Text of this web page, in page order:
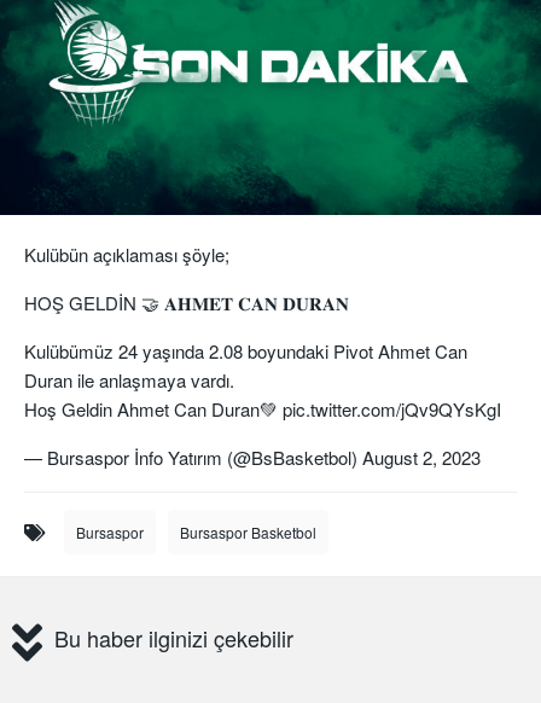
Kulübün açıklaması şöyle;
HOŞ GELDİN 🤝 𝐀𝐇𝐌𝐄𝐓 𝐂𝐀𝐍 𝐃𝐔𝐑𝐀𝐍
Kulübümüz 24 yaşında 2.08 boyundaki Pivot Ahmet Can
Duran ile anlaşmaya vardı.
Hoş Geldin Ahmet Can Duran💚 pic.twitter.com/jQv9QYsKgI
— Bursaspor İnfo Yatırım (@BsBasketbol) August 2, 2023
Bursaspor Bursaspor Basketbol
Bu haber ilginizi çekebilir